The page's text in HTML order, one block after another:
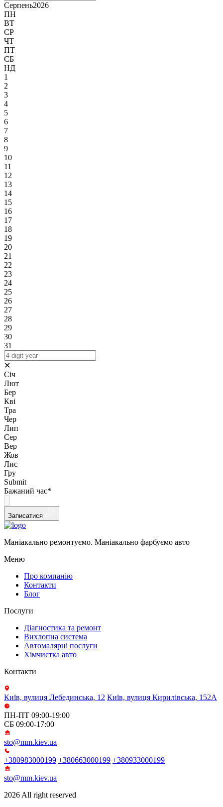
Серпень2026
ПН
ВТ
СР
ЧТ
ПТ
СБ
НД
1
2
3
4
5
6
7
8
9
10
11
12
13
14
15
16
17
18
19
20
21
22
23
24
25
26
27
28
29
30
31
✕
Січ
Лют
Бер
Кві
Тра
Чер
Лип
Сер
Вер
Жов
Лис
Гру
Submit
Бажаний час*
Записатися
Маніакально ремонтуємо. Маніакально фарбуємо авто
Меню
Про компанію
Контакти
Блог
Послуги
Діагностика та ремонт
Вихлопна система
Автомалярні послуги
Хімчистка авто
Контакти
Київ, вулиця Лебединська, 12 Київ, вулиця Кирилівська, 152А
ПН-ПТ 09:00-19:00
СБ 09:00-17:00
sto@mm.kiev.ua
+380983000199 +380663000199 +380933000199
sto@mm.kiev.ua
2026 All right reserved